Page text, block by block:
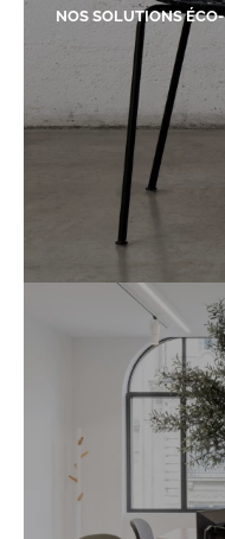
NOS SOLUTIONS